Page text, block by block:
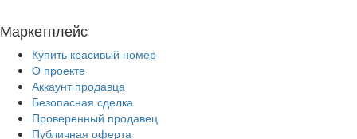
Маркетплейс
Купить красивый номер
О проекте
Аккаунт продавца
Безопасная сделка
Проверенный продавец
Публичная оферта